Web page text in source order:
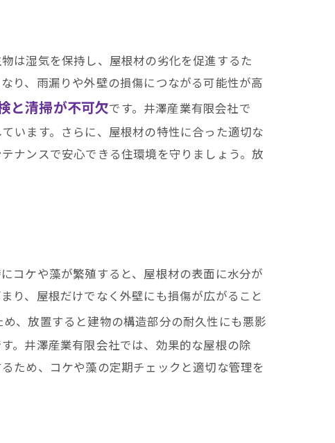
は湿気を保持し、屋根材の劣化を促進するた
り、雨漏りや外壁の損傷につながる可能性が高
と清掃が不可欠です。井澤産業有限会社で
います。さらに、屋根材の特性に合った適切な
ナンスで安心できる住環境を守りましょう。放
コケや藻が繁殖すると、屋根材の表面に水分が
り、屋根だけでなく外壁にも損傷が広がること
め、放置すると建物の構造部分の耐久性にも悪影
。井澤産業有限会社では、効果的な屋根の除
ため、コケや藻の定期チェックと適切な管理を